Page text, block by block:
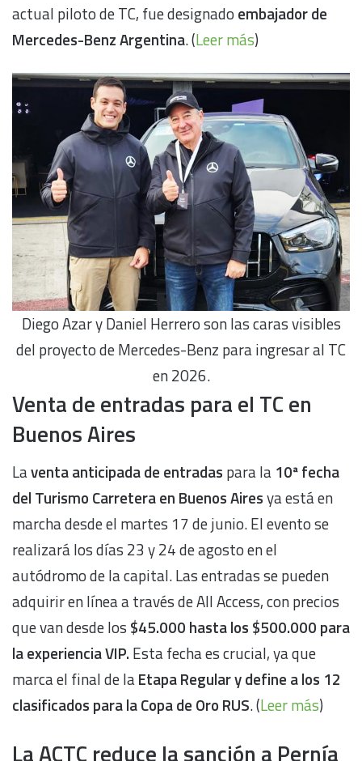
actual piloto de TC, fue designado embajador de
Mercedes-Benz Argentina. (Leer más)
Diego Azar y Daniel Herrero son las caras visibles
del proyecto de Mercedes-Benz para ingresar al TC
en 2026.
Venta de entradas para el TC en
Buenos Aires
Laventa anticipada de entradas para la 10ª fecha
del Turismo Carretera en Buenos Airesya está en
marcha desde el martes 17 de junio. El evento se
realizará los días 23 y 24 de agosto en el
autódromo de la capital. Las entradas se pueden
adquirir en línea a través de All Access, con precios
que van desde los $45.000 hasta los $500.000 para
la experiencia VIP. Esta fecha es crucial, ya que
marca el final de laEtapa Regular y define a los 12
clasificados para la Copa de Oro RUS. (Leer más)
La ACTC reduce la sanción a Pernía